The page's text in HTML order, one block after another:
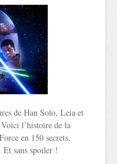
de Han Solo, Leia et
l’histoire de la
en 150 secrets,
Et sans spoiler !